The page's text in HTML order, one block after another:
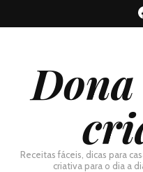
Dona
Receitas fáceis, dicas para
criativa para o dia a